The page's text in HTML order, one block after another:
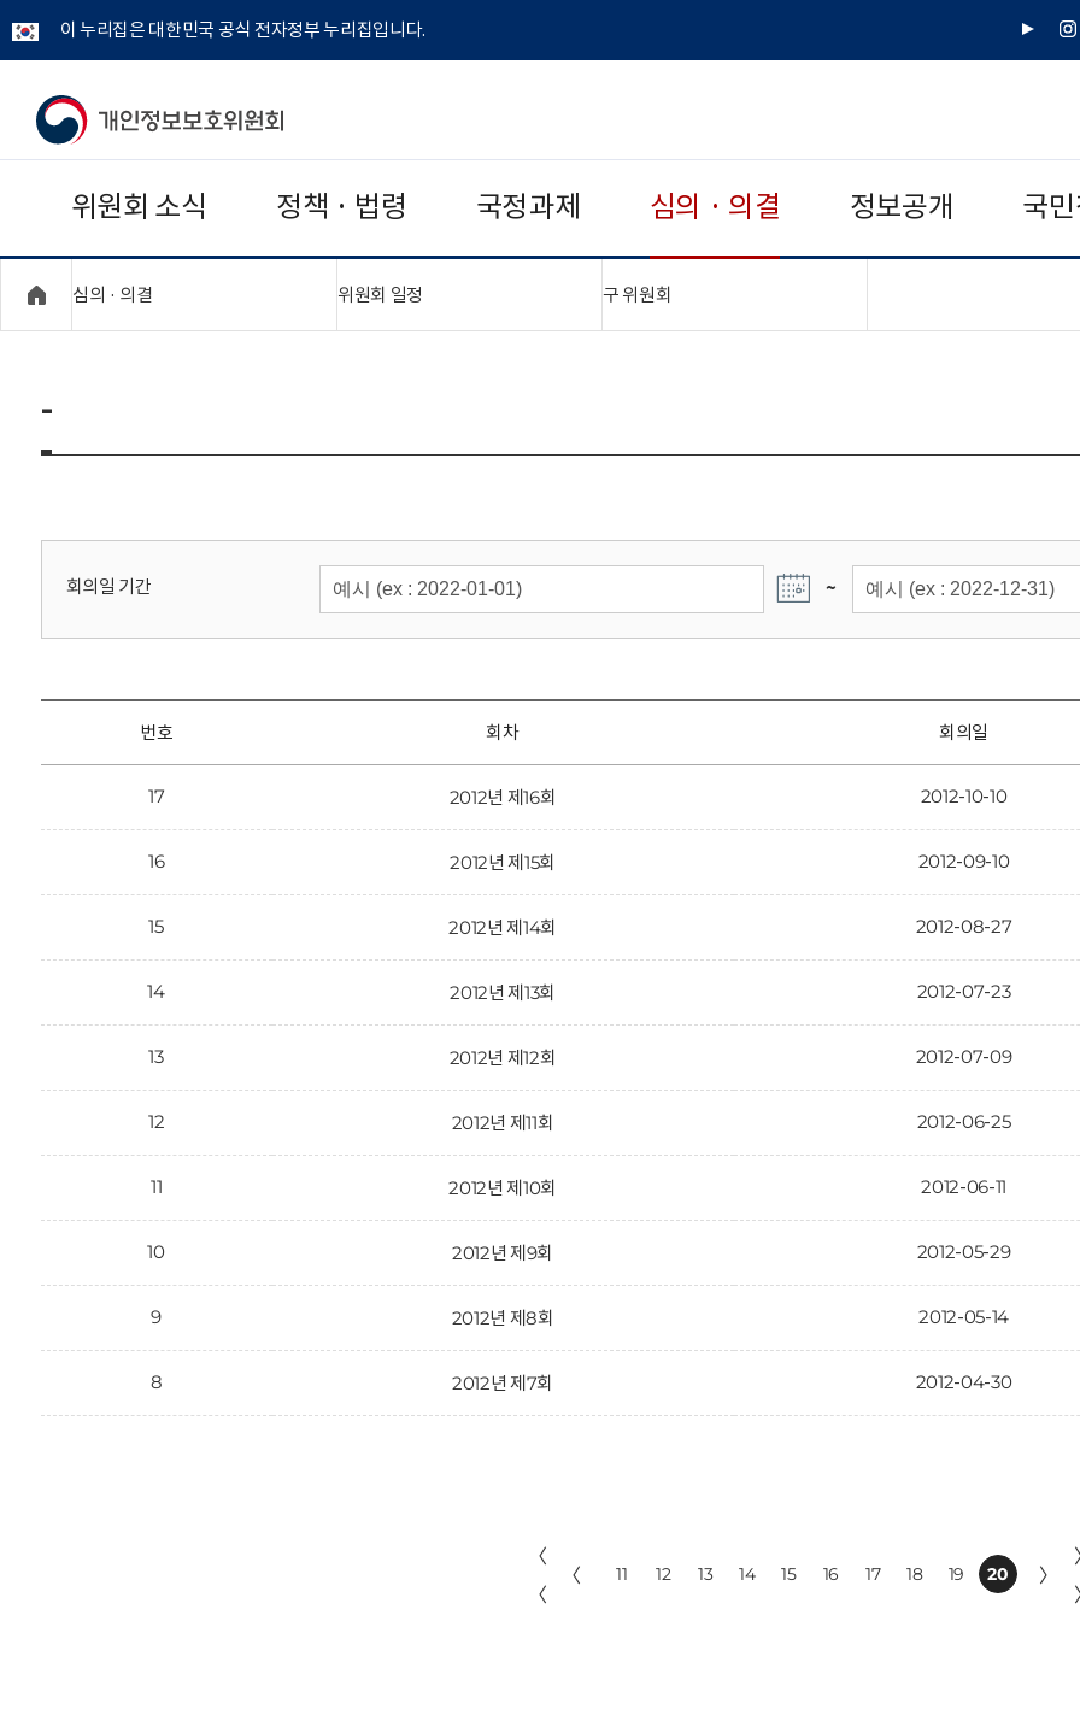
이 누리집은 대한민국 공식 전자정부 누리집입니다.
유
인
개
보
보
위
회
위원회 소식 정책 · 법령 국정과제 심의 · 의결 정보공개 국
심의 · 의결 위원회 일정 구 위원회
-
회의일 기간 ~
번호 회차 회의일
17 2012년 제16회 2012-10-10
16 2012년 제15회 2012-09-10
15 2012년 제14회 2012-08-27
14 2012년 제13회 2012-07-23
13 2012년 제12회 2012-07-09
12 2012년 제11회 2012-06-25
11 2012년 제10회 2012-06-11
10 2012년 제9회 2012-05-29
9 2012년 제8회 2012-05-14
8 2012년 제7회 2012-04-30
〈
〈
〈 11 12 13 14 15 16 17 18 19 20 〉